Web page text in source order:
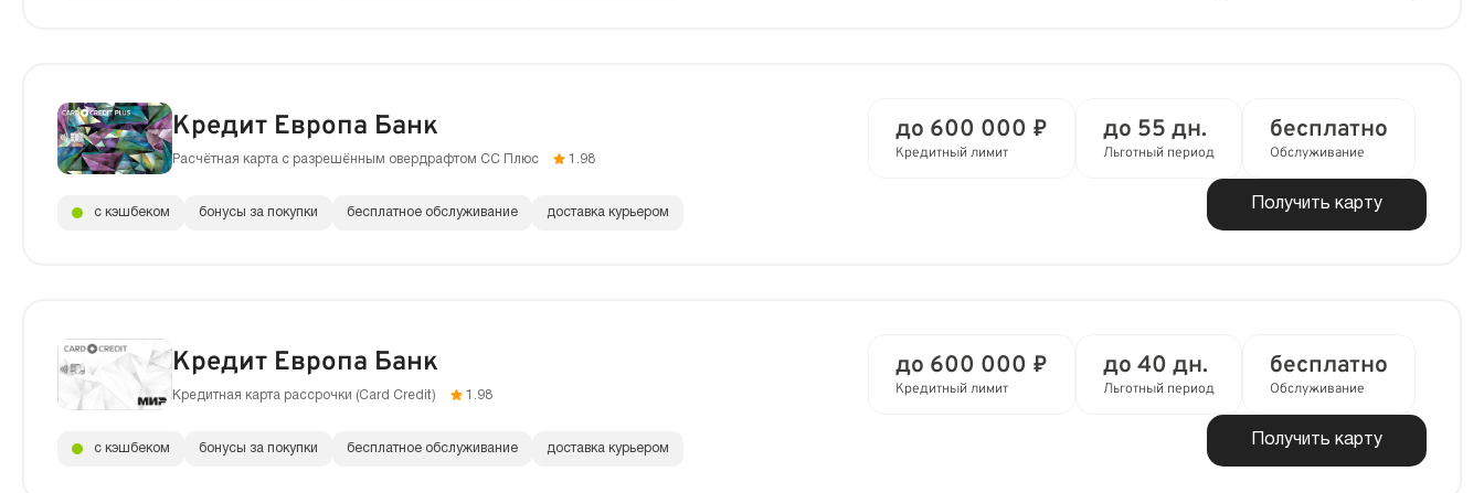
Кредит Европа Банк
Расчётная карта с разрешённым овердрафтом CC Плюс 1.98
до 600 000 ₽
Кредитный лимит
до 55 дн.
Льготный период
бесплатно
Обслуживание
Получить карту
с кэшбеком бонусы за покупки бесплатное обслуживание доставка курьером
Кредит Европа Банк
Кредитная карта рассрочки (Сard Сredit) 1.98
до 600 000 ₽
Кредитный лимит
до 40 дн.
Льготный период
бесплатно
Обслуживание
Получить карту
с кэшбеком бонусы за покупки бесплатное обслуживание доставка курьером